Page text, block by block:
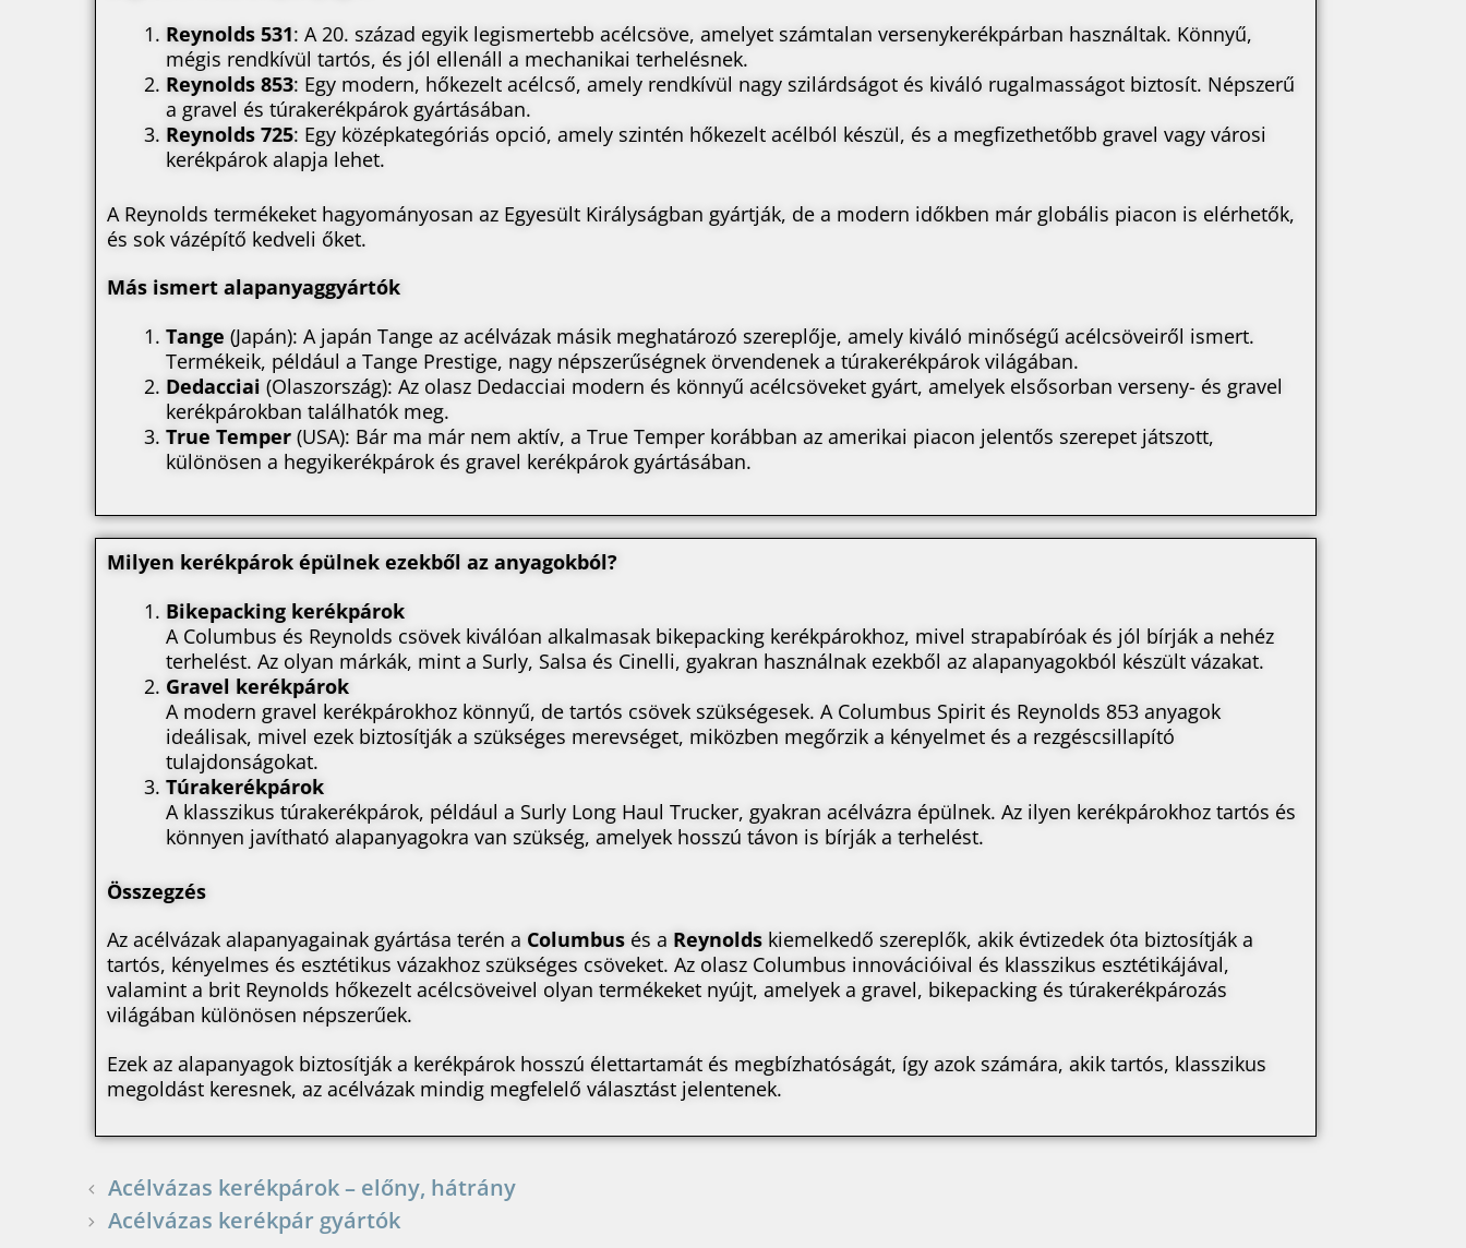
Reynolds 531: A 20. század egyik legismertebb acélcsöve, amelyet számtalan versenykerékpárban használtak. Könnyű,
mégis rendkívül tartós, és jól ellenáll a mechanikai terhelésnek.
Reynolds 853: Egy modern, hőkezelt acélcső, amely rendkívül nagy szilárdságot és kiváló rugalmasságot biztosít. Népszerű
a gravel és túrakerékpárok gyártásában.
Reynolds 725: Egy középkategóriás opció, amely szintén hőkezelt acélból készül, és a megfizethetőbb gravel vagy városi
kerékpárok alapja lehet.
A Reynolds termékeket hagyományosan az Egyesült Királyságban gyártják, de a modern időkben már globális piacon is elérhetők,
és sok vázépítő kedveli őket.
Más ismert alapanyaggyártók
Tange (Japán): A japán Tange az acélvázak másik meghatározó szereplője, amely kiváló minőségű acélcsöveiről ismert.
Termékeik, például a Tange Prestige, nagy népszerűségnek örvendenek a túrakerékpárok világában.
Dedacciai (Olaszország): Az olasz Dedacciai modern és könnyű acélcsöveket gyárt, amelyek elsősorban verseny- és gravel
kerékpárokban találhatók meg.
True Temper (USA): Bár ma már nem aktív, a True Temper korábban az amerikai piacon jelentős szerepet játszott,
különösen a hegyikerékpárok és gravel kerékpárok gyártásában.
Milyen kerékpárok épülnek ezekből az anyagokból?
Bikepacking kerékpárok
A Columbus és Reynolds csövek kiválóan alkalmasak bikepacking kerékpárokhoz, mivel strapabíróak és jól bírják a nehéz
terhelést. Az olyan márkák, mint a Surly, Salsa és Cinelli, gyakran használnak ezekből az alapanyagokból készült vázakat.
Gravel kerékpárok
A modern gravel kerékpárokhoz könnyű, de tartós csövek szükségesek. A Columbus Spirit és Reynolds 853 anyagok
ideálisak, mivel ezek biztosítják a szükséges merevséget, miközben megőrzik a kényelmet és a rezgéscsillapító
tulajdonságokat.
Túrakerékpárok
A klasszikus túrakerékpárok, például a Surly Long Haul Trucker, gyakran acélvázra épülnek. Az ilyen kerékpárokhoz tartós és
könnyen javítható alapanyagokra van szükség, amelyek hosszú távon is bírják a terhelést.
Összegzés
Az acélvázak alapanyagainak gyártása terén a Columbus és a Reynolds kiemelkedő szereplők, akik évtizedek óta biztosítják a
tartós, kényelmes és esztétikus vázakhoz szükséges csöveket. Az olasz Columbus innovációival és klasszikus esztétikájával,
valamint a brit Reynolds hőkezelt acélcsöveivel olyan termékeket nyújt, amelyek a gravel, bikepacking és túrakerékpározás
világában különösen népszerűek.
Ezek az alapanyagok biztosítják a kerékpárok hosszú élettartamát és megbízhatóságát, így azok számára, akik tartós, klasszikus
megoldást keresnek, az acélvázak mindig megfelelő választást jelentenek.
Acélvázas kerékpárok – előny, hátrány
Acélvázas kerékpár gyártók